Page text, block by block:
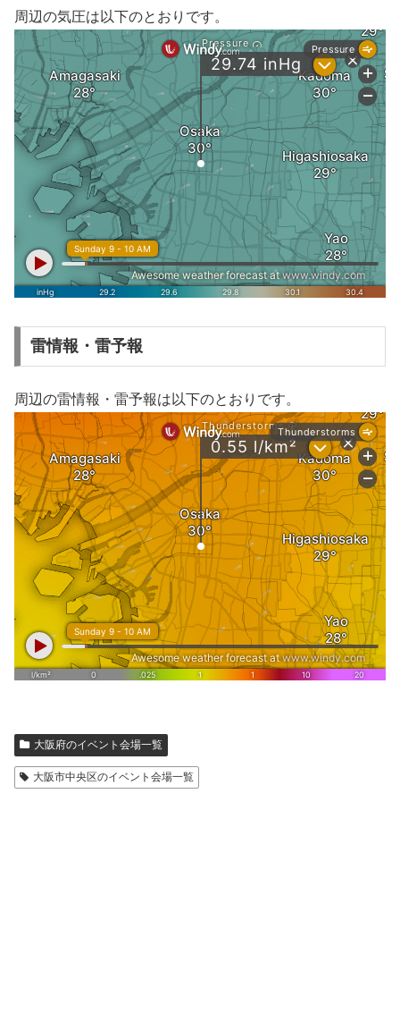
周辺の気圧は以下のとおりです。
雷情報・雷予報
周辺の雷情報・雷予報は以下のとおりです。
大阪府のイベント会場一覧
大阪市中央区のイベント会場一覧